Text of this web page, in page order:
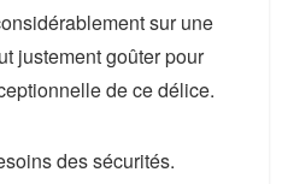
sur une
justement goûter pour
de ce délice.
des sécurités.